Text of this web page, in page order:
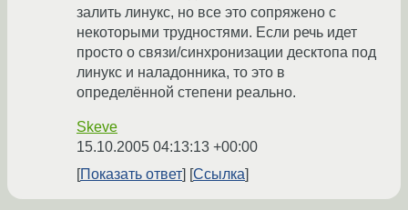
залить линукс, но все это сопряжено с
некоторыми трудностями. Если речь идет
просто о связи/синхронизации десктопа под
линукс и наладонника, то это в
определённой степени реально.
Skeve
15.10.2005 04:13:13 +00:00
Показать ответ
Ссылка